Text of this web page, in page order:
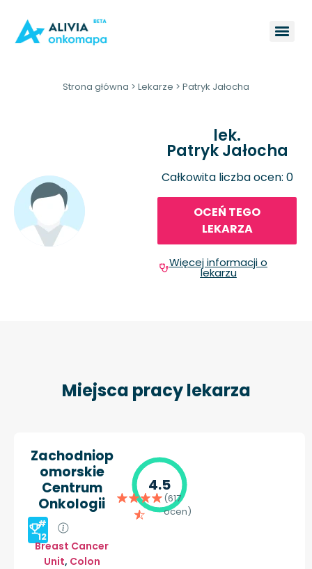
Strona główna > Lekarze > Patryk Jałocha
lek.
Patryk Jałocha
Całkowita liczba ocen: 0
OCEŃ TEGO
LEKARZA
Więcej informacji o
lekarzu
Miejsca pracy lekarza
Zachodniop
omorskie
Centrum
Onkologii
#
12
Breast Cancer
Unit, Colon
4.5
(617
ocen)